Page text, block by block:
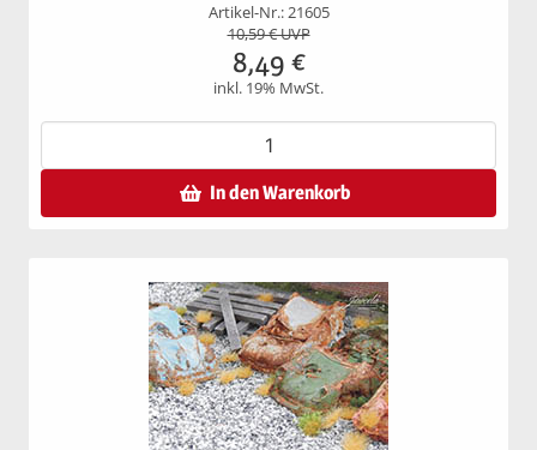
Artikel-Nr.: 21605
10,59€ UVP
8,49 €
inkl. 19% MwSt.
In den Warenkorb